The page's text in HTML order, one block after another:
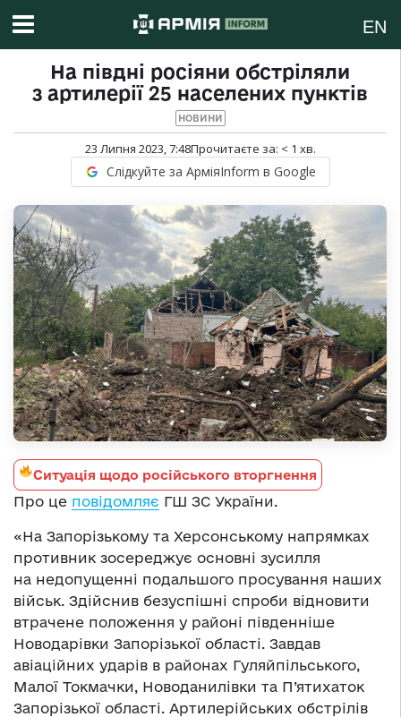
EN
На півдні росіяни обстріляли
з артилерії 25 населених пунктів
НОВИНИ
23 Липня 2023, 7:48Прочитаєте за: < 1 хв.
Слідкуйте за АрміяInform в Google
Ситуація щодо російського вторгнення
Про це повідомляє ГШ ЗС України.
«На Запорізькому та Херсонському напрямках
противник зосереджує основні зусилля
на недопущенні подальшого просування наших
військ. Здійснив безуспішні спроби відновити
втрачене положення у районі південніше
Новодарівки Запорізької області. Завдав
авіаційних ударів в районах Гуляйпільського,
Малої Токмачки, Новоданилівки та П’ятихаток
Запорізької області. Артилерійських обстрілів